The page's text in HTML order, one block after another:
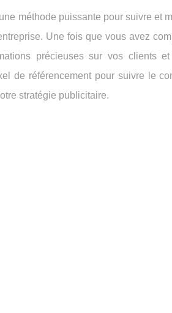
méthode puissante pour suivre et
Une fois que vous avez
précieuses sur vos clients
de référencement pour suivre le
stratégie publicitaire.